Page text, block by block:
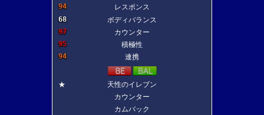
94
レスポンス
68
ボディバランス
97
カウンター
95
積極性
94
連携
★
天性のイレブン
カウンター
カムバック